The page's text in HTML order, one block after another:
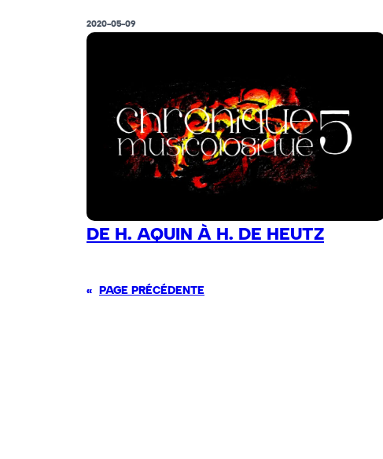
2020-05-09
DE H. AQUIN À H. DE HEUTZ
« PAGE PRÉCÉDENTE